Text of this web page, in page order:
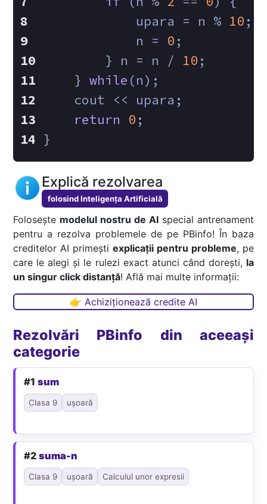
            upara = n %
10 ;
            n =
0 ;
        } n = n /
10 ;
    }
while (n);
    cout << upara;
return
0 ;
}
Explică rezolvarea
folosind Inteligența Artificială
Folosește modelul nostru de AIspecial antrenament
pentru a rezolva problemele de pe PBinfo! În baza
creditelor AI primești explicații pentru probleme, pe
care le alegi și le rulezi exact atunci când dorești, la
un singur click distanță! Află mai multe informații:
👉 Achiziționează credite AI
Rezolvări PBinfo din aceeași
categorie
#1sum
Clasa 9 ușoară
#2suma-n
Clasa 9 ușoară Calculul unor expresii